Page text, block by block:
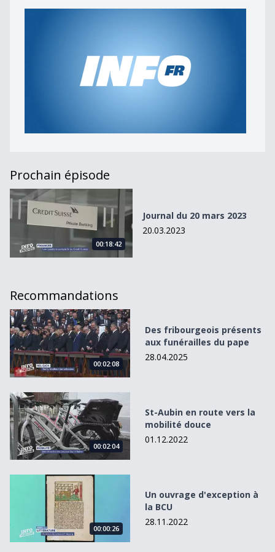
Prochain épisode
Journal du 20 mars 2023
00:18:42
Journal du 20 mars 2023
20.03.2023
Recommandations
Des fribourgeois présents aux funérailles du pape
00:02:08
Des fribourgeois présents
aux funérailles du pape
28.04.2025
St-Aubin en route vers la mobilité douce
00:02:04
St-Aubin en route vers la
mobilité douce
01.12.2022
Un ouvrage d&#039;exception à la BCU
00:00:26
Un ouvrage d'exception à
la BCU
28.11.2022